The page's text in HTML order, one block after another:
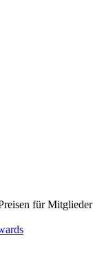
für Mitglieder